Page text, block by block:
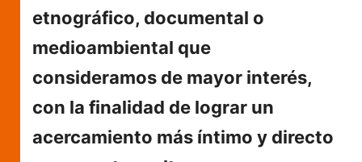
etnográfico, documental o
medioambiental que
consideramos de mayor interés,
con la finalidad de lograr un
acercamiento más íntimo y directo